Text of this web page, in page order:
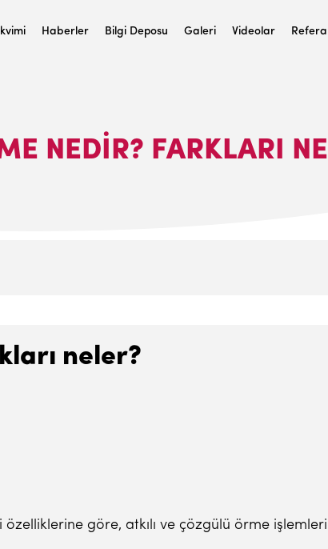
Haberler Bilgi Deposu Galeri Videolar
NEDIR? FARKLARI
neler?
göre, atkılı ve çözgülü örme